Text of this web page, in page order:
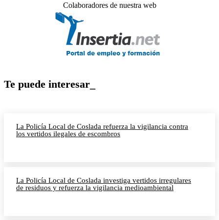
Colaboradores de nuestra web
Te puede interesar_
La Policía Local de Coslada refuerza la vigilancia contra
los vertidos ilegales de escombros
La Policía Local de Coslada investiga vertidos irregulares
de residuos y refuerza la vigilancia medioambiental